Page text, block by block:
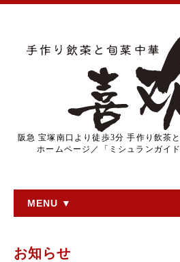
阪急 宝塚南口より徒歩3分 手作り飲茶
ホームページ／「ミシュランガイ
MENU ▼
お知らせ